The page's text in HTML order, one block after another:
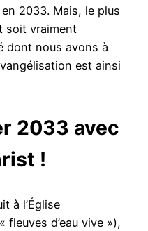
2033. Mais, le plus
soit vraiment
dont nous avons à
est ainsi
2033 avec
!
à l’Église
fleuves d’eau vive »),